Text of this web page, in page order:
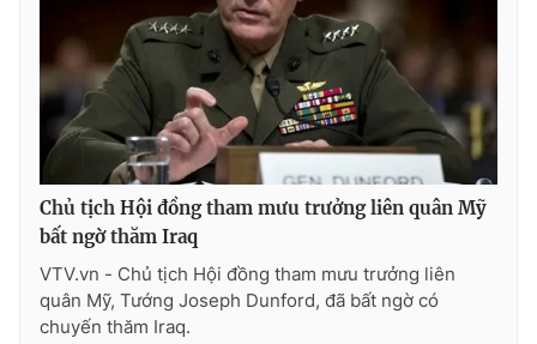
VTV Sức khoẻ Bất động sản
Thị trường 24h Tấm lòng Việt
VTV4 Vươn mình bằng AI
VTV9 VTV8
Liên hệ tòa soạn
Chủ tịch Hội đồng tham mưu trưởng liên quân Mỹ
bất ngờ thăm Iraq
VTV.vn - Chủ tịch Hội đồng tham mưu trưởng liên
quân Mỹ, Tướng Joseph Dunford, đã bất ngờ có
chuyến thăm Iraq.